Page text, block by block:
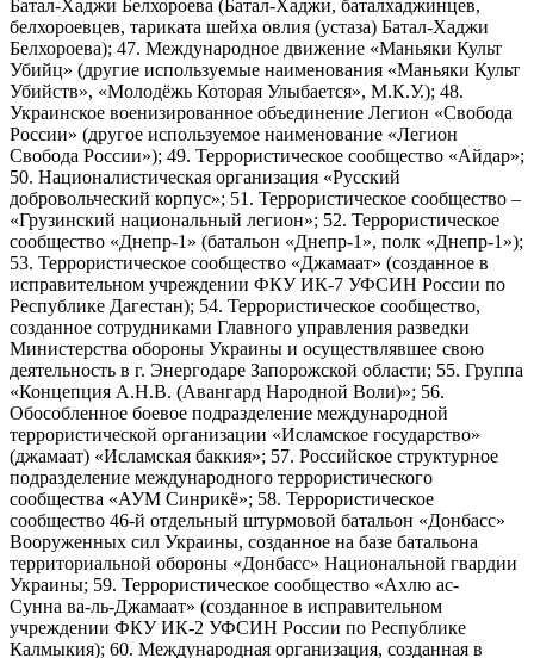
Батал-Хаджи Белхороева (Батал-Хаджи, баталхаджинцев,
белхороевцев, тариката шейха овлия (устаза) Батал-Хаджи
Белхороева); 47. Международное движение «Маньяки Культ
Убийц» (другие используемые наименования «Маньяки Культ
Убийств», «Молодёжь Которая Улыбается», М.К.У.); 48.
Украинское военизированное объединение Легион «Свобода
России» (другое используемое наименование «Легион
Свобода России»); 49. Террористическое сообщество «Айдар»;
50. Националистическая организация «Русский
добровольческий корпус»; 51. Террористическое сообщество –
«Грузинский национальный легион»; 52. Террористическое
сообщество «Днепр-1» (батальон «Днепр-1», полк «Днепр-1»);
53. Террористическое сообщество «Джамаат» (созданное в
исправительном учреждении ФКУ ИК-7 УФСИН России по
Республике Дагестан); 54. Террористическое сообщество,
созданное сотрудниками Главного управления разведки
Министерства обороны Украины и осуществлявшее свою
деятельность в г. Энергодаре Запорожской области; 55. Группа
«Концепция А.Н.В. (Авангард Народной Воли)»; 56.
Обособленное боевое подразделение международной
террористической организации «Исламское государство»
(джамаат) «Исламская баккия»; 57. Российское структурное
подразделение международного террористического
сообщества «АУМ Синрикё»; 58. Террористическое
сообщество 46-й отдельный штурмовой батальон «Донбасс»
Вооруженных сил Украины, созданное на базе батальона
территориальной обороны «Донбасс» Национальной гвардии
Украины; 59. Террористическое сообщество «Ахлю ас-
Сунна ва-ль-Джамаат» (созданное в исправительном
учреждении ФКУ ИК-2 УФСИН России по Республике
Калмыкия); 60. Международная организация, созданная в